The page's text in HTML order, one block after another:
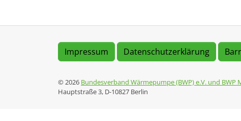
Impressum Datenschutzerklärung
© 2026 Bundesverband Wärmepumpe (BWP) e.V. und BWP
Hauptstraße 3, D-10827 Berlin